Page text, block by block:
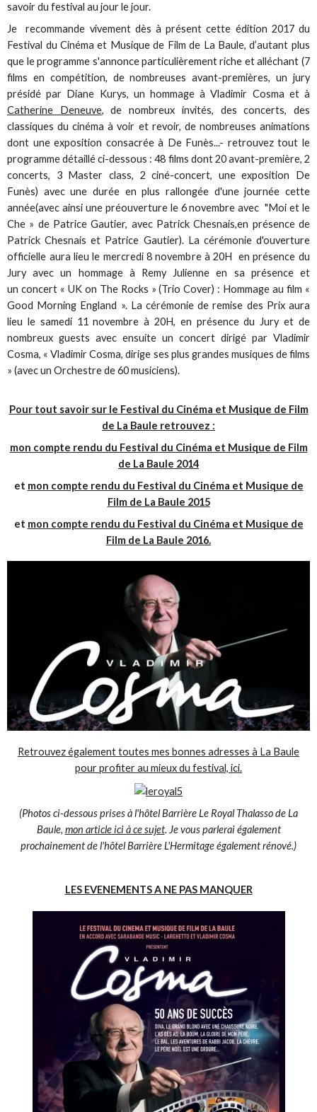
savoir du festival au jour le jour.
Je recommande vivement dès à présent cette édition 2017 du
Festival du Cinéma et Musique de Film de La Baule, d’autant plus
que le programme s'annonce particulièrement riche et alléchant (7
films en compétition, de nombreuses avant-premières, un jury
présidé par Diane Kurys, un hommage à Vladimir Cosma et à
Catherine Deneuve, de nombreux invités, des concerts, des
classiques du cinéma à voir et revoir, de nombreuses animations
dont une exposition consacrée à De Funès...- retrouvez tout le
programme détaillé ci-dessous : 48 films dont 20 avant-première, 2
concerts, 3 Master class, 2 ciné-concert, une exposition De
Funès) avec une durée en plus rallongée d'une journée cette
année(avec ainsi une préouverture le 6 novembre avec "Moi et le
Che » de Patrice Gautier, avec Patrick Chesnais,en présence de
Patrick Chesnais et Patrice Gautier). La cérémonie d'ouverture
officielle aura lieu le mercredi 8 novembre à 20H en présence du
Jury avec un hommage à Remy Julienne en sa présence et
un concert « UK on The Rocks » (Trio Cover) : Hommage au film «
Good Morning England ». La cérémonie de remise des Prix aura
lieu le samedi 11 novembre à 20H, en présence du Jury et de
nombreux guests avec ensuite un concert dirigé par Vladimir
Cosma, « Vladimir Cosma, dirige ses plus grandes musiques de films
» (avec un Orchestre de 60 musiciens).
Pour tout savoir sur le Festival du Cinéma et Musique de Film
de La Baule retrouvez :
mon compte rendu du Festival du Cinéma et Musique de Film
de La Baule 2014
et mon compte rendu du Festival du Cinéma et Musique de
Film de La Baule 2015
et mon compte rendu du Festival du Cinéma et Musique de
Film de La Baule 2016.
Retrouvez également toutes mes bonnes adresses à La Baule
pour profiter au mieux du festival, ici.
(Photos ci-dessous prises à l'hôtel Barrière Le Royal Thalasso de La
Baule, mon article ici à ce sujet. Je vous parlerai également
prochainement de l'hôtel Barrière L'Hermitage également rénové.)
LES EVENEMENTS A NE PAS MANQUER